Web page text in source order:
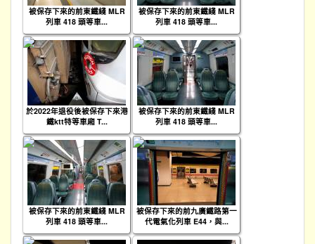
被保存下來的前東鐵綫 MLR
列車 418 頭等車...
被保存下來的前東鐵綫 MLR
列車 418 頭等車...
於2022年退役後被保存下來港
鐵ktt特等車廂 T...
被保存下來的前東鐵綫 MLR
列車 418 頭等車...
被保存下來的前東鐵綫 MLR
列車 418 頭等車...
被保存下來的前九廣鐵路第一
代電氣化列車 E44，與...